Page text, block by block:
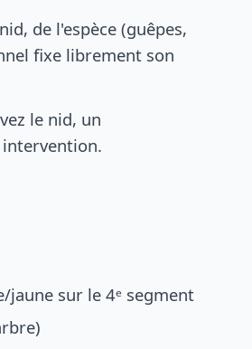
de l'espèce (guêpes,
fixe librement son
le nid, un
sur le 4ᵉ segment